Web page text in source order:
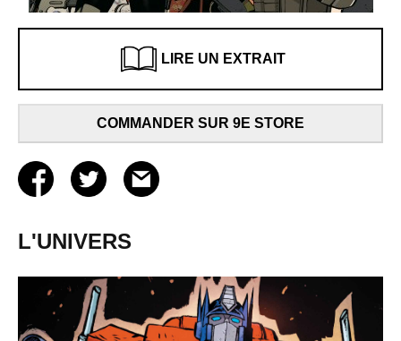
LIRE UN EXTRAIT
COMMANDER SUR 9E STORE
L'UNIVERS